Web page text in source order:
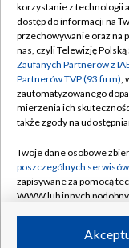
Abonament TVP
Emisja w TVP
Centrum
Naziemna
Rada Programowa
System NOS
Informacje o
Program dla prasy
korzystanie z technologii
dostęp do informacji na
przechowywanie oraz na
nas, czyli Telewizję
Zaufanych Partnerów z
Partnerów TVP (93 firm),
zautomatyzowanego
mierzenia ich
także zgody na
Twoje dane osobowe
poszczególnych serwisów
zapisywane za pomocą
WWW lub innych
ruchu w Internecie.